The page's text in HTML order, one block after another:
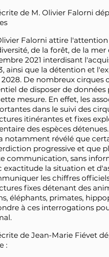
de M. Olivier Falorni
Falorni attire
de la forêt, de la
2021 interdisant
ainsi que la détention et
De nombreux cirques
de disposer de
mesure. En effet, les
dans le suivi des
itinérantes et fixes
des espèces
notamment révélé que
progressive et que
communication, sans
exactitude la situation et
les chiffres
fixes détenant des
éléphants, primates,
à ces interrogations
de Jean-Marie Fiévet
: